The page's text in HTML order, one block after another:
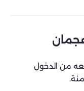
من الدخول